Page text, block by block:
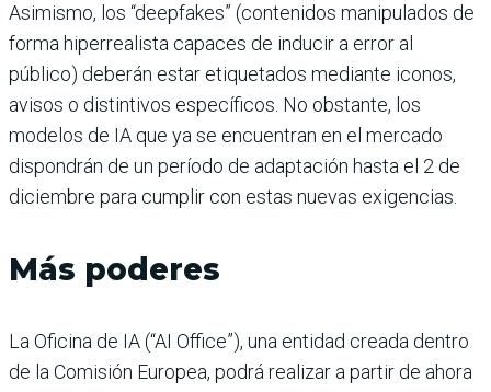
Asimismo, los “deepfakes” (contenidos manipulados de
forma hiperrealista capaces de inducir a error al
público) deberán estar etiquetados mediante iconos,
avisos o distintivos específicos. No obstante, los
modelos de IA que ya se encuentran en el mercado
dispondrán de un período de adaptación hasta el 2 de
diciembre para cumplir con estas nuevas exigencias.
Más poderes
La Oficina de IA (“AI Office”), una entidad creada dentro
de la Comisión Europea, podrá realizar a partir de ahora